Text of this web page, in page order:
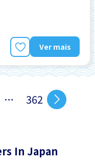
Ver mais
… 362
In Japan